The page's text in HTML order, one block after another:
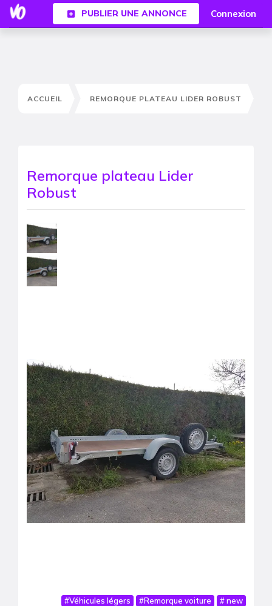
PUBLIER UNE ANNONCE Connexion
ACCUEIL REMORQUE PLATEAU LIDER ROBUST
Remorque plateau Lider
Robust
#Véhicules légers #Remorque voiture #new